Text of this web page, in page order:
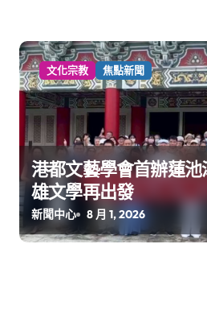
文化宗教 焦點新聞
港都文藝學會首辦蓮
雄文學再出發
新聞中心 8 月 1, 2026